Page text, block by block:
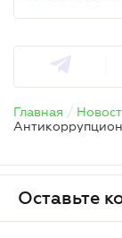
Главная /
Оставьте